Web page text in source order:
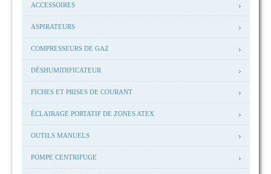
ACCESSOIRES
ASPIRATEURS
COMPRESSEURS DE GAZ
DÉSHUMIDIFICATEUR
FICHES ET PRISES DE COURANT
ÉCLAIRAGE PORTATIF DE ZONES ATEX
OUTILS MANUELS
POMPE CENTRIFUGE